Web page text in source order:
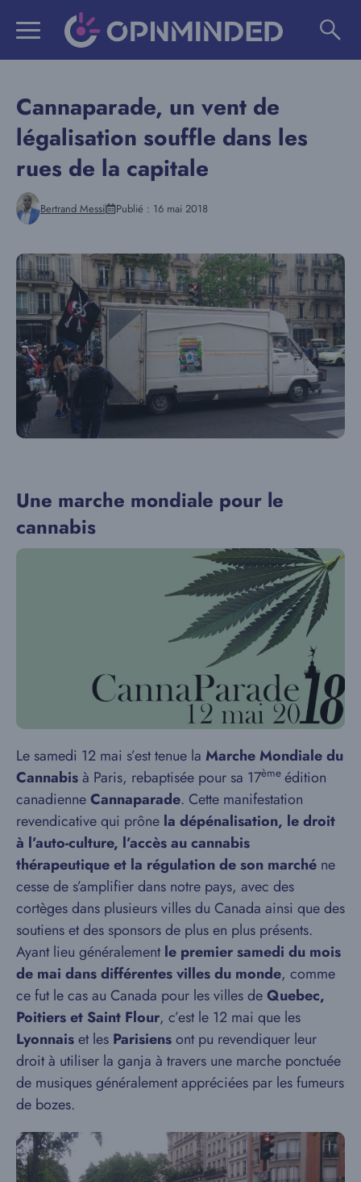
Cannaparade, un vent de
légalisation souffle dans les
rues de la capitale
Bertrand Messi Publié : 16 mai 2018
Une marche mondiale pour le
cannabis
Le samedi 12 mai s’est tenue la Marche Mondiale du
Cannabisà Paris, rebaptisée pour sa 17ème édition
canadienneCannaparade. Cette manifestation
revendicative qui prône la dépénalisation, le droit
à l’auto-culture, l’accès au cannabis
thérapeutique et la régulation de son marché ne
cesse de s’amplifier dans notre pays, avec des
cortèges dans plusieurs villes du Canada ainsi que des
soutiens et des sponsors de plus en plus présents.
Ayant lieu généralementle premier samedi du mois
de mai dans différentes villes du monde, comme
ce fut le cas au Canada pour les villes deQuebec,
Poitiers et Saint Flour, c’est le 12 mai que les
Lyonnaiset les Parisiensont pu revendiquer leur
droit à utiliser la ganja à travers une marche ponctuée
de musiques généralement appréciées par les fumeurs
de bozes.